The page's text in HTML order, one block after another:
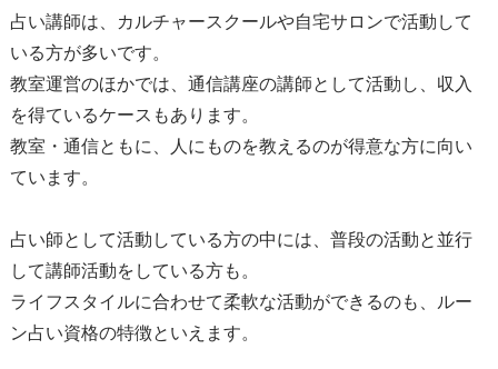
占い講師は、カルチャースクールや自宅サロンで活動して
いる方が多いです。
教室運営のほかでは、通信講座の講師として活動し、収入
を得ているケースもあります。
教室・通信ともに、人にものを教えるのが得意な方に向い
ています。
占い師として活動している方の中には、普段の活動と並行
して講師活動をしている方も。
ライフスタイルに合わせて柔軟な活動ができるのも、ルー
ン占い資格の特徴といえます。